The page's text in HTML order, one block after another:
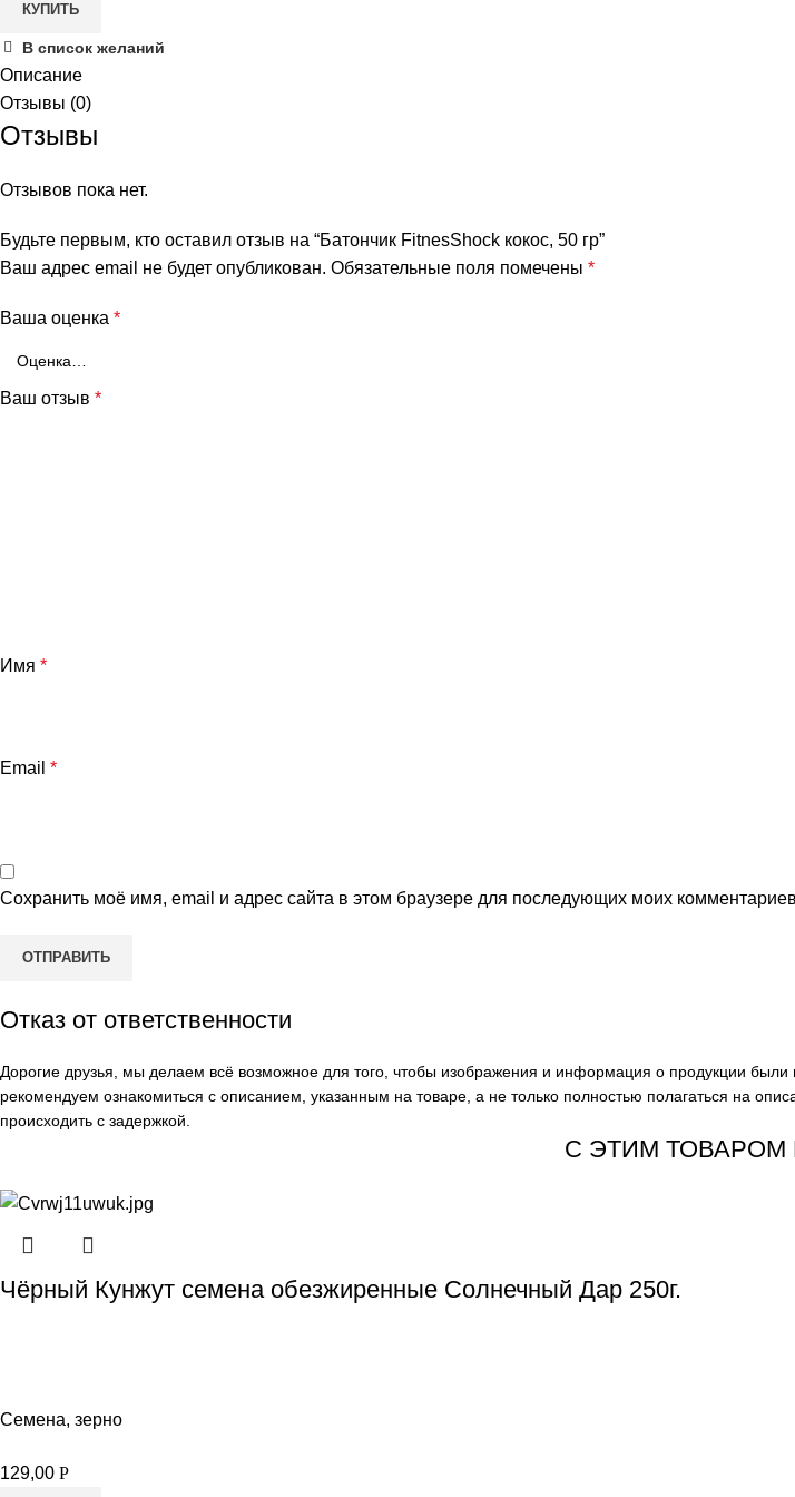
кокос,
50
гр
КУПИТЬ
В список желаний
Описание
Отзывы (0)
Отзывы
Отзывов пока нет.
Будьте первым, кто оставил отзыв на “Батончик FitnesShock кокос, 50 гр”
Ваш адрес email не будет опубликован. Обязательные поля помечены *
Ваша оценка *
Ваш отзыв *
Имя *
Email *
Сохранить моё имя, email и адрес сайта в этом браузере для последующих моих
Отказ от ответственности
Дорогие друзья, мы делаем всё возможное для того, чтобы изображения и информация о продукции
рекомендуем ознакомиться с описанием, указанным на товаре, а не только полностью полагаться на
происходить с задержкой.
С ЭТИМ
Чёрный Кунжут семена обезжиренные Солнечный Дар 250г.
Семена, зерно
129,00 Р